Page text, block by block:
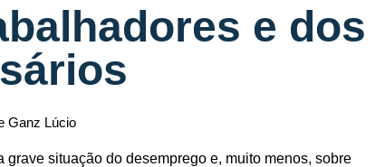
e dos
Ganz Lúcio
situação do desemprego e, muito menos, sobre